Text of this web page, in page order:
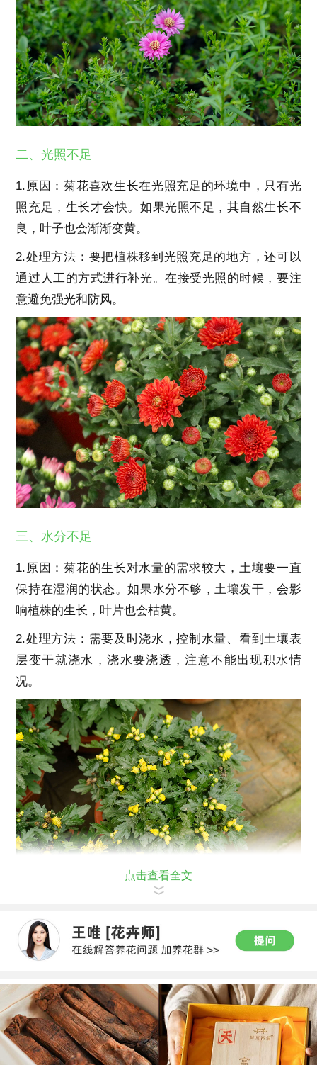
二、光照不足
1.原因：菊花喜欢生长在光照充足的环境中，只有光
照充足，生长才会快。如果光照不足，其自然生长不
良，叶子也会渐渐变黄。
2.处理方法：要把植株移到光照充足的地方，还可以
通过人工的方式进行补光。在接受光照的时候，要注
意避免强光和防风。
三、水分不足
1.原因：菊花的生长对水量的需求较大，土壤要一直
保持在湿润的状态。如果水分不够，土壤发干，会影
响植株的生长，叶片也会枯黄。
2.处理方法：需要及时浇水，控制水量、看到土壤表
层变干就浇水，浇水要浇透，注意不能出现积水情
况。
点击查看全文